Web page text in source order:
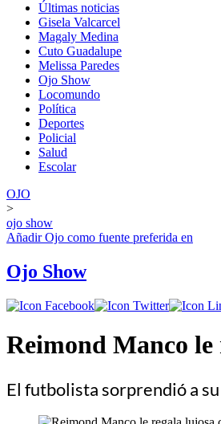
Últimas noticias
Gisela Valcarcel
Magaly Medina
Cuto Guadalupe
Melissa Paredes
Ojo Show
Locomundo
Política
Deportes
Policial
Salud
Escolar
OJO
>
ojo show
AñadirOjo como fuente preferida en
Ojo Show
Reimond Manco le
El futbolista sorprendió a